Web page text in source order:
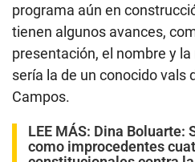
programa aún en
tienen algunos avances,
presentación, el nombre y
sería la de un conocido vals
Campos.
LEE MÁS: Dina Boluarte:
como improcedentes